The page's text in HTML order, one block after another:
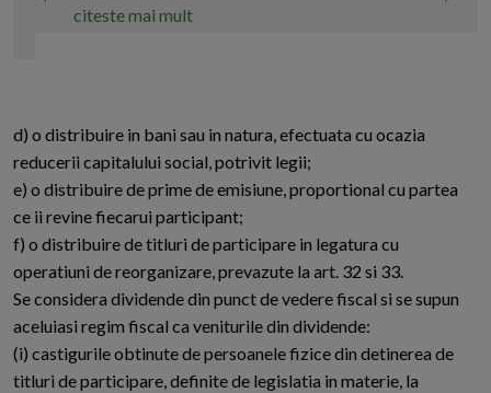
citeste mai mult
d) o distribuire in bani sau in natura, efectuata cu ocazia
reducerii capitalului social, potrivit legii;
e) o distribuire de prime de emisiune, proportional cu partea
ce ii revine fiecarui participant;
f) o distribuire de titluri de participare in legatura cu
operatiuni de reorganizare, prevazute la art. 32 si 33.
Se considera dividende din punct de vedere fiscal si se supun
aceluiasi regim fiscal ca veniturile din dividende:
(i) castigurile obtinute de persoanele fizice din detinerea de
titluri de participare, definite de legislatia in materie, la